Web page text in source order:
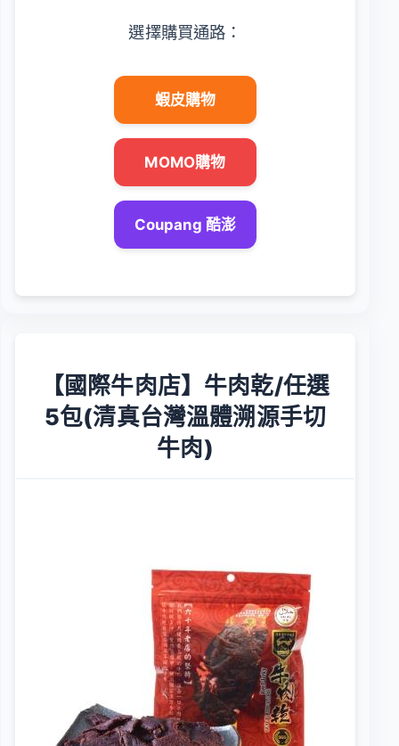
選擇購買通路：
蝦皮購物
MOMO購物
Coupang 酷澎
【國際牛肉店】牛肉乾/任選
5包(清真台灣溫體溯源手切
牛肉)